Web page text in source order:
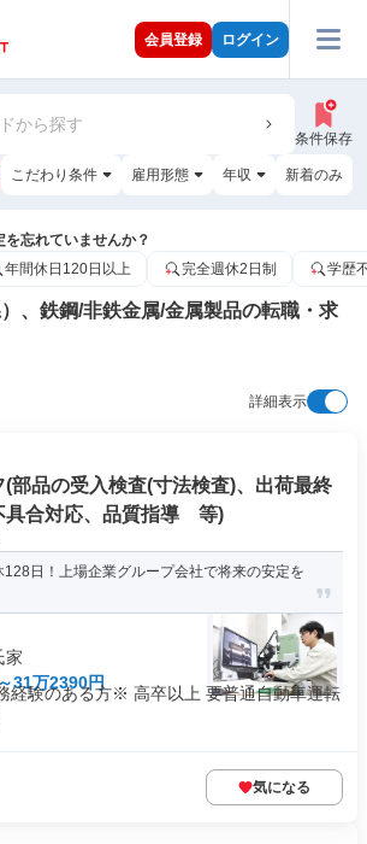
会員登録 ログイン
から探す
条件保存
こだわり条件 雇用形態 年収 新着のみ
忘れていませんか？
年間休日120日以上 完全週休2日制 学歴
、鉄鋼/非鉄金属/金属製品の転職・求
詳細表示
部品の受入検査(寸法検査)、出荷最終
具合対応、品質指導 等)
日！上場企業グループ会社で将来の安定を
家
31万2390円
経験のある方※ 高卒以上 要普通自動車運転
気になる